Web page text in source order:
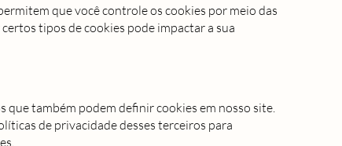
que você controle os cookies por meio das
tipos de cookies pode impactar a sua
que também podem definir cookies em nosso site.
de privacidade desses terceiros para